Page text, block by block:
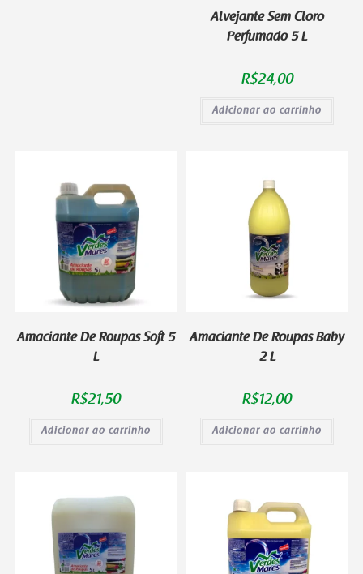
Alvejante Sem Cloro
Perfumado 5 L
R$24,00
Adicionar ao carrinho
Amaciante De Roupas Soft 5
L
R$21,50
Adicionar ao carrinho
Amaciante De Roupas Baby
2 L
R$12,00
Adicionar ao carrinho